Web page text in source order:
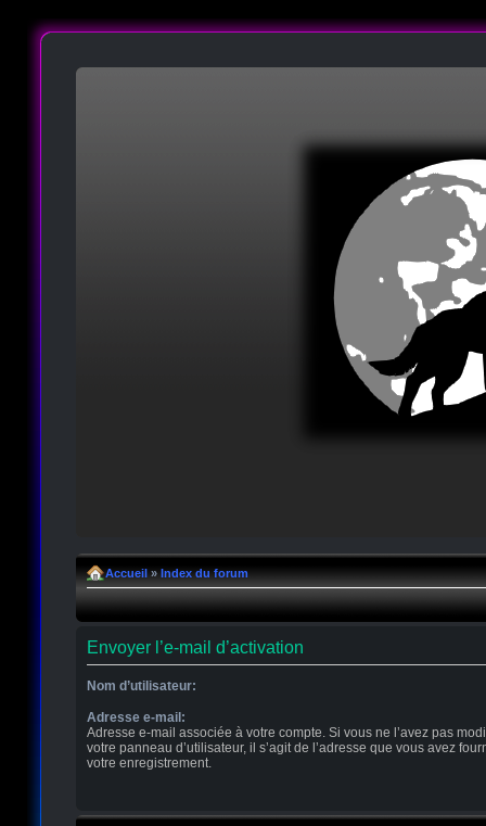
Accueil » Index du forum
Envoyer l’e-mail d’activation
Nom d’utilisateur:
Adresse e-mail:
Adresse e-mail associée à votre compte. Si vous ne l’avez pas
votre panneau d’utilisateur, il s’agit de l’adresse que vous avez
votre enregistrement.